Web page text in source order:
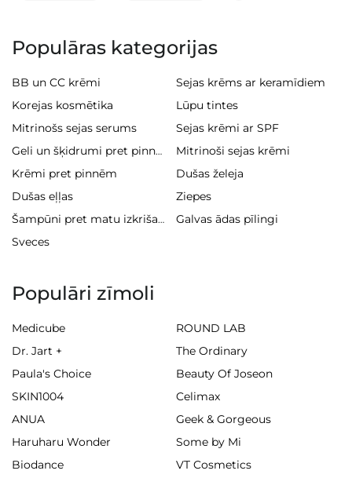
Populāras kategorijas
BB un CC krēmi
Sejas krēms ar keramīdiem
Korejas kosmētika
Lūpu tintes
Mitrinošs sejas serums
Sejas krēmi ar SPF
Geli un šķidrumi pret pinnēm
Mitrinoši sejas krēmi
Krēmi pret pinnēm
Dušas želeja
Dušas eļļas
Ziepes
Šampūni pret matu izkrišanu
Galvas ādas pīlingi
Sveces
Populāri zīmoli
Medicube
ROUND LAB
Dr. Jart +
The Ordinary
Paula's Choice
Beauty Of Joseon
SKIN1004
Celimax
ANUA
Geek & Gorgeous
Haruharu Wonder
Some by Mi
Biodance
VT Cosmetics